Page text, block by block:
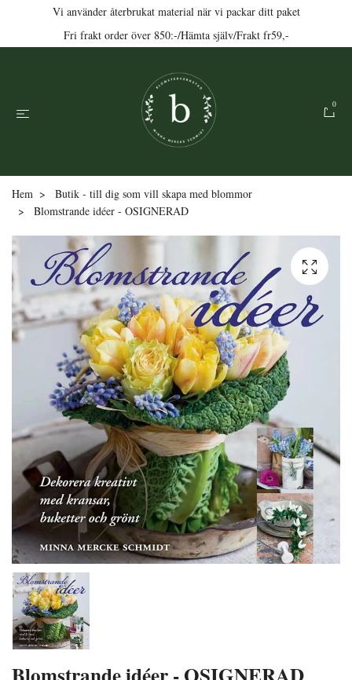
Vi använder återbrukat material när vi packar ditt paket
Fri frakt order över 850:-/Hämta själv/Frakt fr59,-
0
Hem
Butik - till dig som vill skapa med blommor
Blomstrande idéer - OSIGNERAD